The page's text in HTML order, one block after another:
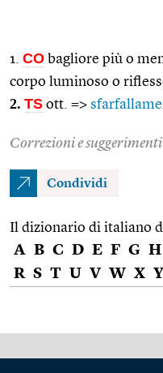
1. CO bagliore più o
corpo luminoso o
2. TS ott. =>
Correzioni e suggerimenti
Condividi
Il dizionario di italiano
A B C D E F G H
R S T U V W X Y